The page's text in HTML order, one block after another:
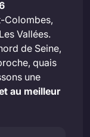
Colombes,
Vallées.
de Seine,
quais
une
au meilleur